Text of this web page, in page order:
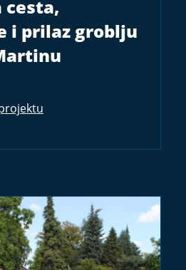
i prilaz groblju